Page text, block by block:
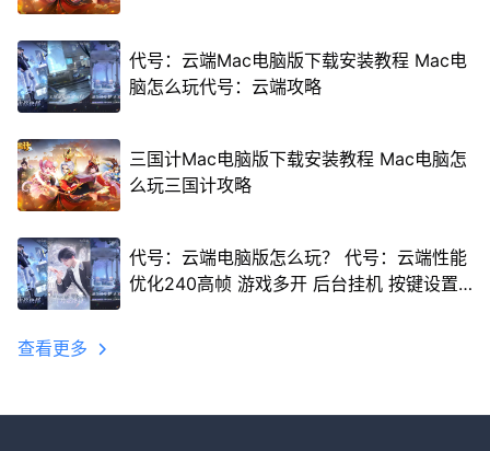
代号：云端Mac电脑版下载安装教程 Mac电
脑怎么玩代号：云端攻略
三国计Mac电脑版下载安装教程 Mac电脑怎
么玩三国计攻略
代号：云端电脑版怎么玩？ 代号：云端性能
优化240高帧 游戏多开 后台挂机 按键设置
查看更多